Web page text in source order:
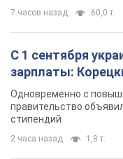
7 часов назад 60,0 т.
С 1 сентября
зарплаты:
Одновременно с
правительство
стипендий
2 часа назад 1,8 т.